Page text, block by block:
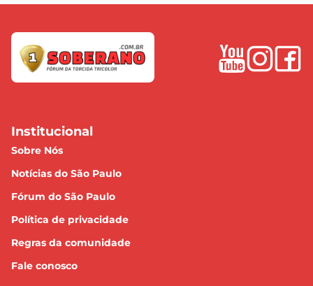
Institucional
Sobre Nós
Notícias do São Paulo
Fórum do São Paulo
Política de privacidade
Regras da comunidade
Fale conosco